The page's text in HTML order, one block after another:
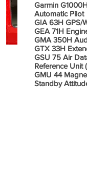
Garmin
Automatic Pilot
GIA 63H GPS/
GEA 71H
GMA 350H
GTX 33H
GSU 75 Air
Reference Unit
GMU 44
Standby